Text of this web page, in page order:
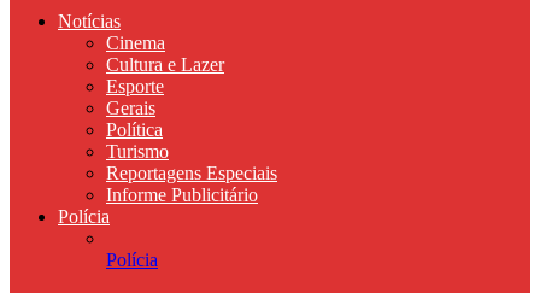
Notícias
Cinema
Cultura e Lazer
Esporte
Gerais
Política
Turismo
Reportagens Especiais
Informe Publicitário
Polícia
Polícia